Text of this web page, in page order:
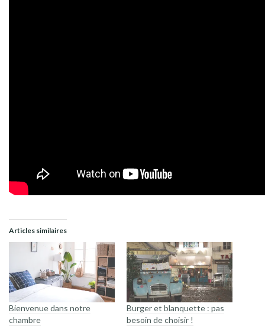
Articles similaires
Bienvenue dans notre
chambre
Burger et blanquette : pas
besoin de choisir !